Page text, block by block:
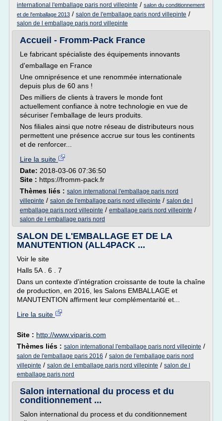
international l'emballage paris nord villepinte / salon du conditionnement
et de l'emballage 2013 / salon de l'emballage paris nord villepinte /
salon de l emballage paris nord villepinte
Accueil - Fromm-Pack France
Le fabricant spécialiste des équipements innovants
d'emballage en France
Une omniprésence et une renommée internationale
depuis plus de 60 ans !
Des milliers de clients à travers le monde font
actuellement confiance à notre technologie en vue de
sécuriser l'emballage de leurs produits.
Nos filiales ainsi que notre réseau de distributeurs nous
permettent une présence accrue sur tous les continents
et de renforcer...
Lire la suite
Date: 2018-03-06 07:36:50
Site : https://fromm-pack.fr
Thèmes liés : salon international l'emballage paris nord
villepinte / salon de l'emballage paris nord villepinte / salon de l
emballage paris nord villepinte / emballage paris nord villepinte /
salon de l emballage paris nord
SALON DE L'EMBALLAGE ET DE LA
MANUTENTION (ALL4PACK ...
Voir le site
Halls 5A . 6 . 7
Dans un contexte d'intégration croissante de toute la chaîne
de production, en 2016, les Salons EMBALLAGE et
MANUTENTION affirment leur complémentarité et...
Lire la suite
Site : http://www.viparis.com
Thèmes liés : salon international l'emballage paris nord villepinte /
salon de l'emballage paris 2016 / salon de l'emballage paris nord
villepinte / salon de l emballage paris nord villepinte / salon de l
emballage paris nord
Salon international du process et du
conditionnement ...
Salon international du process et du conditionnement